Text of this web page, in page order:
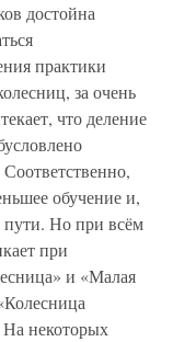
достойна
практики
за очень
что деление
обучение и,
Но при всём
при
и «Малая
На некоторых